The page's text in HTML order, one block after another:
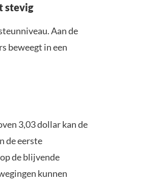
stevig
Aan de
beweegt in een
3,03 dollar kan de
de eerste
de blijvende
kunnen